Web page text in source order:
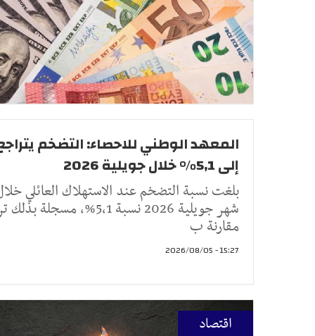
المعهد الوطني للاحصاء: التضخم
إلى 5,1% خلال جويلية 2026
بلغت نسبة التضخم عند الاستهلاك العائلي
شهر جويلية 2026 نسبة 5,1%، مسجلة
مقارنة ب
15:27 - 2026/08/05
اقتصاد